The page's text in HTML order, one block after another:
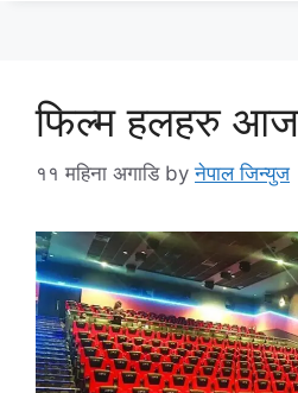
फिल्म हलहरु
११ महिना अगाडि byनेपाल जिन्युज